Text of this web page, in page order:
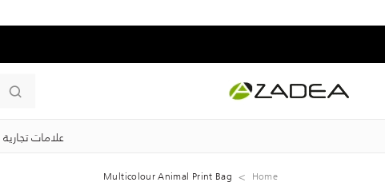
علامات تجارية
Home
Multicolour Animal Print Bag